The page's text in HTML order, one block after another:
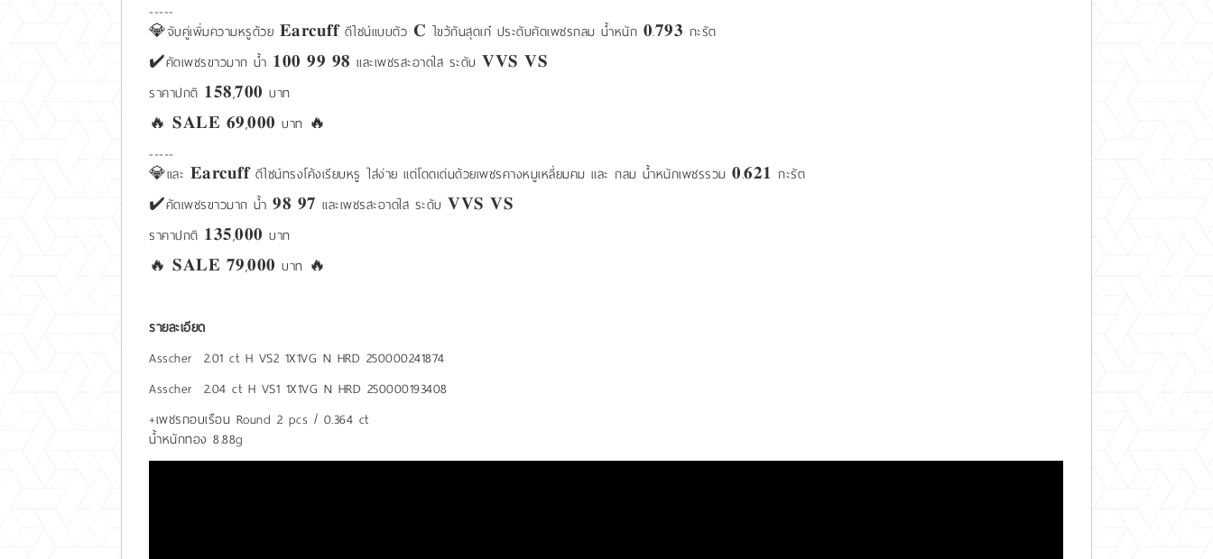
-----
💎จับคู่เพิ่มความหรูด้วย 𝐄𝐚𝐫𝐜𝐮𝐟𝐟 ดีไซน์แบบตัว 𝐂 ไขว้กันสุดเก๋ ประดับคัดเพชรกลม น้ำหนัก 𝟎.𝟕𝟗𝟑 กะรัต
✔️คัดเพชรขาวมาก น้ำ 𝟏𝟎𝟎 𝟗𝟗 𝟗𝟖 และเพชรสะอาดใส ระดับ 𝐕𝐕𝐒 𝐕𝐒
ราคาปกติ 𝟏𝟓𝟖,𝟕𝟎𝟎 บาท
🔥 𝐒𝐀𝐋𝐄 𝟔𝟗,𝟎𝟎𝟎 บาท 🔥
-----
💎และ 𝐄𝐚𝐫𝐜𝐮𝐟𝐟 ดีไซน์ทรงโค้งเรียบหรู ใส่ง่าย แต่โดดเด่นด้วยเพชรคางหมูเหลี่ยมคม และ กลม น้ำหนักเพชรรวม 𝟎.𝟔𝟐𝟏 กะรัต
✔️คัดเพชรขาวมาก น้ำ 𝟗𝟖 𝟗𝟕 และเพชรสะอาดใส ระดับ 𝐕𝐕𝐒 𝐕𝐒
ราคาปกติ 𝟏𝟑𝟓,𝟎𝟎𝟎 บาท
🔥 𝐒𝐀𝐋𝐄 𝟕𝟗,𝟎𝟎𝟎 บาท 🔥
รายละเอียด
Asscher 2.01 ct H VS2 1X1VG N HRD 250000241874
Asscher 2.04 ct H VS1 1X1VG N HRD 250000193408
+เพชรกอบเรือน Round 2 pcs / 0.364 ct
น้ำหนักทอง 8.88g